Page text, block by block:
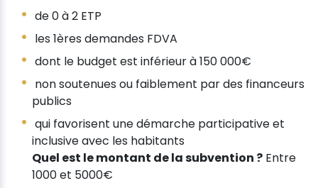
de 0 à 2 ETP
les 1ères demandes FDVA
dont le budget est inférieur à 150 000€
non soutenues ou faiblement par des financeurs
publics
qui favorisent une démarche participative et
inclusive avec les habitants
Quel est le montant de la subvention ? Entre
1000 et 5000€